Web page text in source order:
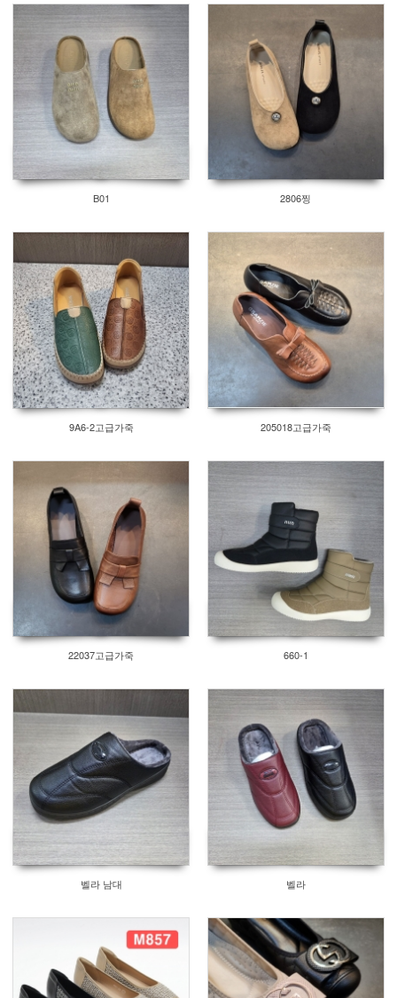
B01 2806찡
9A6-2고급가죽 205018고급가죽
22037고급가죽 660-1
벨라 남대 벨라